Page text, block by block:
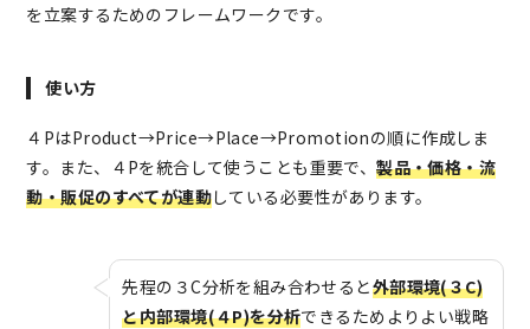
を立案するためのフレームワークです。
使い方
４PはProduct→Price→Place→Promotionの順に作成しま
す。また、４Pを統合して使うことも重要で、製品・価格・流
動・販促のすべてが連動している必要性があります。
先程の３C分析を組み合わせると外部環境(３C)
と内部環境(４P)を分析できるためよりよい戦略